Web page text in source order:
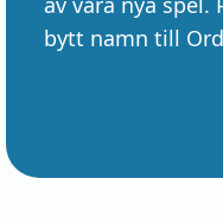
bytt namn till